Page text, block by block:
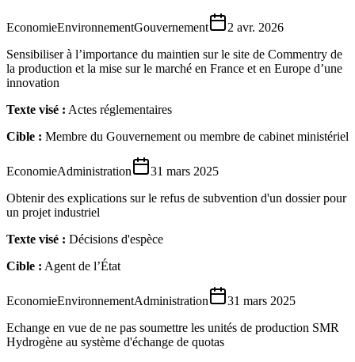
EconomieEnvironnementGouvernement
2 avr. 2026
Sensibiliser à l’importance du maintien sur le site de Commentry de
la production et la mise sur le marché en France et en Europe d’une
innovation
Texte visé : Actes réglementaires
Cible : Membre du Gouvernement ou membre de cabinet ministériel
EconomieAdministration
31 mars 2025
Obtenir des explications sur le refus de subvention d'un dossier pour
un projet industriel
Texte visé : Décisions d'espèce
Cible : Agent de l’État
EconomieEnvironnementAdministration
31 mars 2025
Echange en vue de ne pas soumettre les unités de production SMR
Hydrogène au système d'échange de quotas